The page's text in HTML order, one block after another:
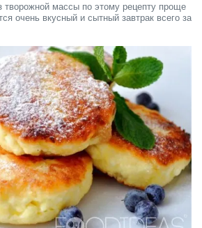
творожной массы по этому рецепту проще
очень вкусный и сытный завтрак всего за